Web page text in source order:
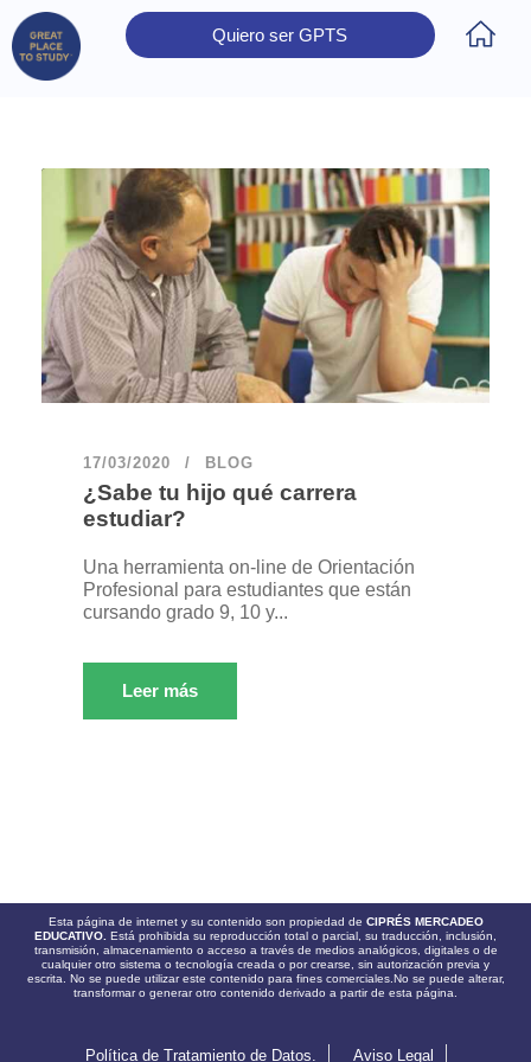
Quiero ser GPTS
17/03/2020 BLOG
¿Sabe tu hijo qué carrera
estudiar?
Una herramienta on-line de Orientación
Profesional para estudiantes que están
cursando grado 9, 10 y...
Leer más
Esta página de internet y su contenido son propiedad de CIPRÉS MERCADEO
EDUCATIVO. Está prohibida su reproducción total o parcial, su traducción, inclusión,
transmisión, almacenamiento o acceso a través de medios analógicos, digitales o de
cualquier otro sistema o tecnología creada o por crearse, sin autorización previa y
escrita. No se puede utilizar este contenido para fines comerciales.No se puede alterar,
transformar o generar otro contenido derivado a partir de esta página.
Política de Tratamiento de Datos. Aviso Legal